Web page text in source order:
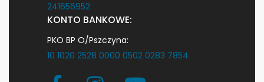
241656952
KONTO BANKOWE:
PKO BP O/Pszczyna:
10 1020 2528 0000 0502 0283 7854